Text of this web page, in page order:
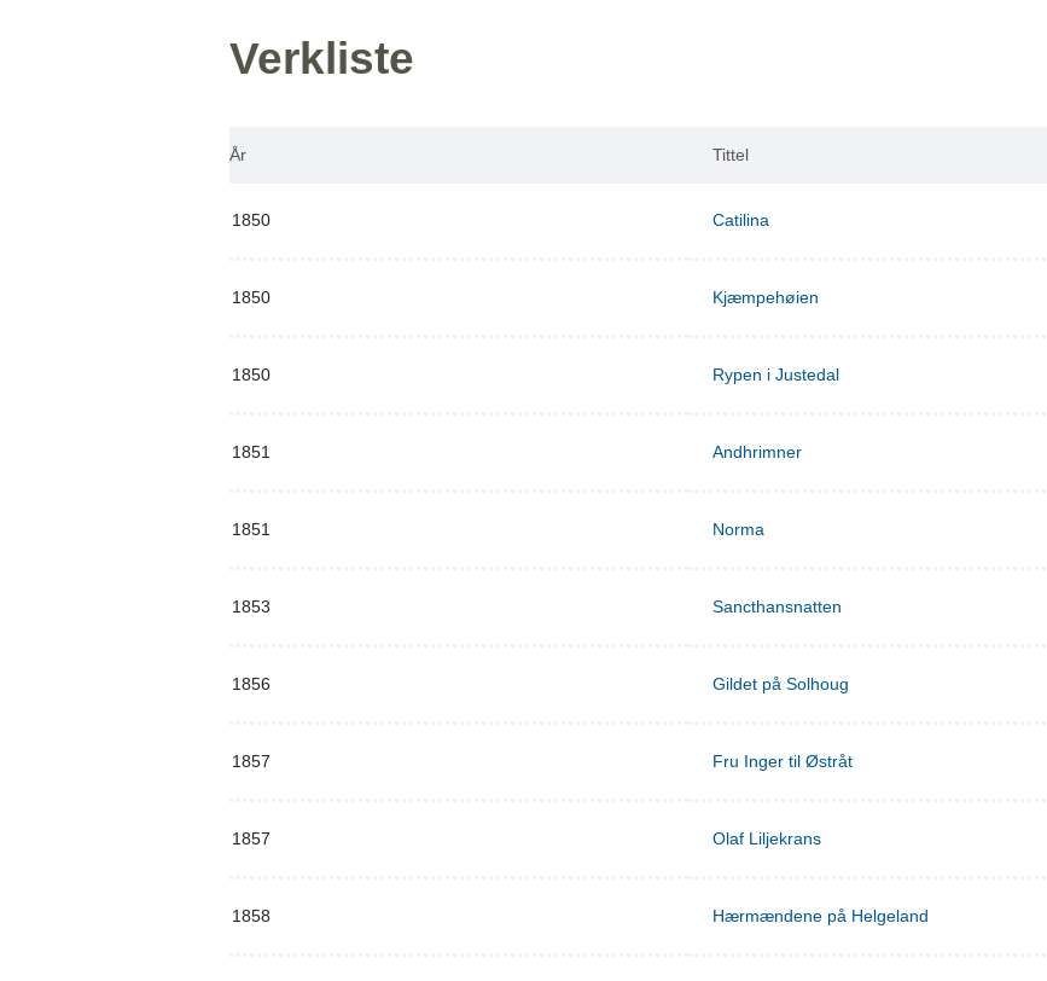
Verkliste
År Tittel
1850 Catilina
1850 Kjæmpehøien
1850 Rypen i Justedal
1851 Andhrimner
1851 Norma
1853 Sancthansnatten
1856 Gildet på Solhoug
1857 Fru Inger til Østråt
1857 Olaf Liljekrans
1858 Hærmændene på Helgeland